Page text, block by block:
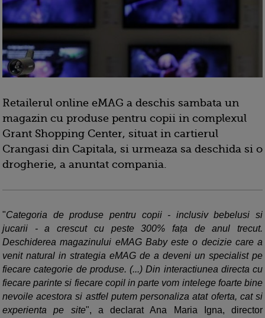
Retailerul online eMAG a deschis sambata un
magazin cu produse pentru copii in complexul
Grant Shopping Center, situat in cartierul
Crangasi din Capitala, si urmeaza sa deschida si o
drogherie, a anuntat compania.
"Categoria de produse pentru copii - inclusiv bebelusi si
jucarii - a crescut cu peste 300% fața de anul trecut.
Deschiderea magazinului eMAG Baby este o decizie care a
venit natural in strategia eMAG de a deveni un specialist pe
fiecare categorie de produse. (...) Din interactiunea directa cu
fiecare parinte si fiecare copil in parte vom intelege foarte bine
nevoile acestora si astfel putem personaliza atat oferta, cat si
experienta pe site", a declarat Ana Maria Igna, director